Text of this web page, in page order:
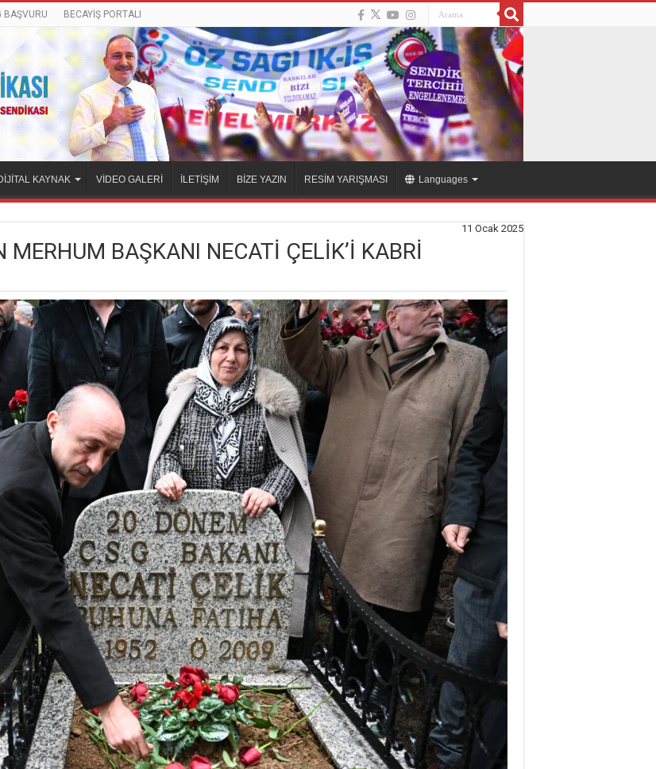
BAŞVURU BECAYİŞ PORTALI
KAYNAK VİDEO GALERİ İLETİŞİM BİZE YAZIN RESİM YARIŞMASI Languages
11 Ocak 2025
MERHUM BAŞKANI NECATİ ÇELİK’İ KABRİ